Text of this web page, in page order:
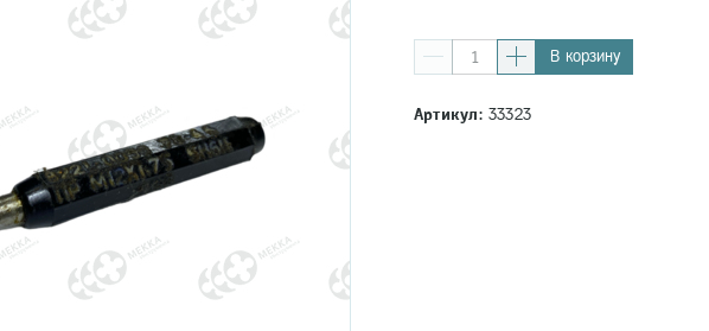
В корзину
Артикул:33323